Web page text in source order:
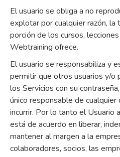
El usuario se obliga a no
explotar por cualquier razón, la
porción de los cursos,
Webtraining ofrece.
El usuario se responsabiliza y
permitir que otros usuarios y/o
los Servicios con su
único responsable de
incurrir. Por lo tanto el Usuario
está de acuerdo en liberar,
mantener al margen a la
colaboradores, socios, las